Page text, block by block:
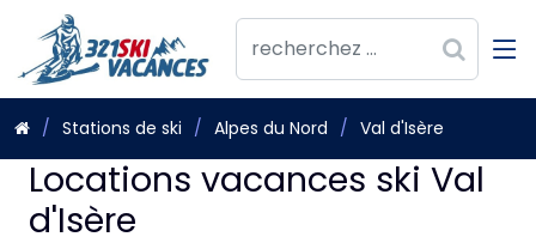
Stations de ski Alpes du Nord Val d'Isère
Locations vacances ski Val
d'Isère